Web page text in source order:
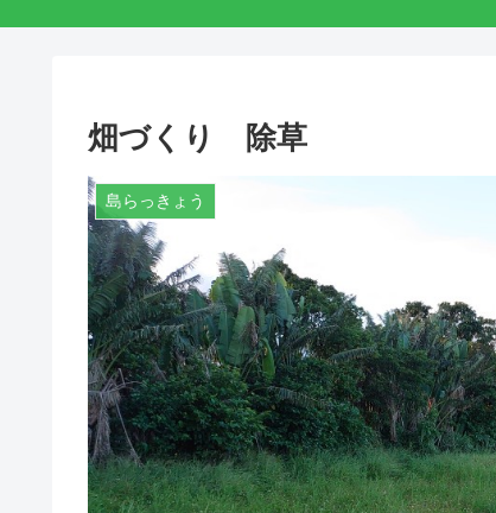
畑づくり 除草
島らっきょう